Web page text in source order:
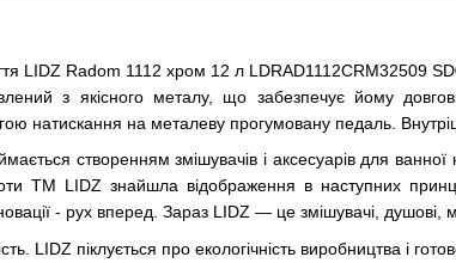
LIDZ Radom 1112 хром 12 л LDRAD1112CRM32509
з якісного металу, що забезпечує йому
натискання на металеву прогумовану педаль.
створенням змішувачів і аксесуарів для
ТМ LIDZ знайшла відображення в наступних
- рух вперед. Зараз LIDZ — це змішувачі,
LIDZ піклується про екологічність виробництва і